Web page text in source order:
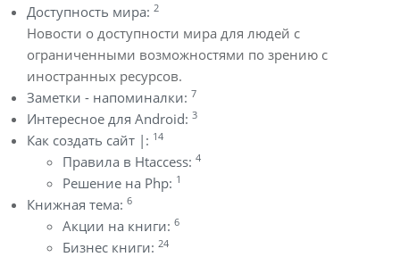
Доступность мира: 2
Новости о доступности мира для людей с
ограниченными возможностями по зрению с
иностранных ресурсов.
Заметки - напоминалки: 7
Интересное для Android: 3
Как создать сайт |: 14
Правила в Htaccess: 4
Решение на Php: 1
Книжная тема: 6
Акции на книги: 6
Бизнес книги: 24